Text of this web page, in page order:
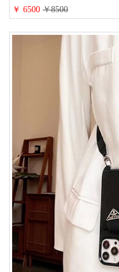
iphone15/14/13ケース ビジネス
人 可愛い
￥ 6500￥8500